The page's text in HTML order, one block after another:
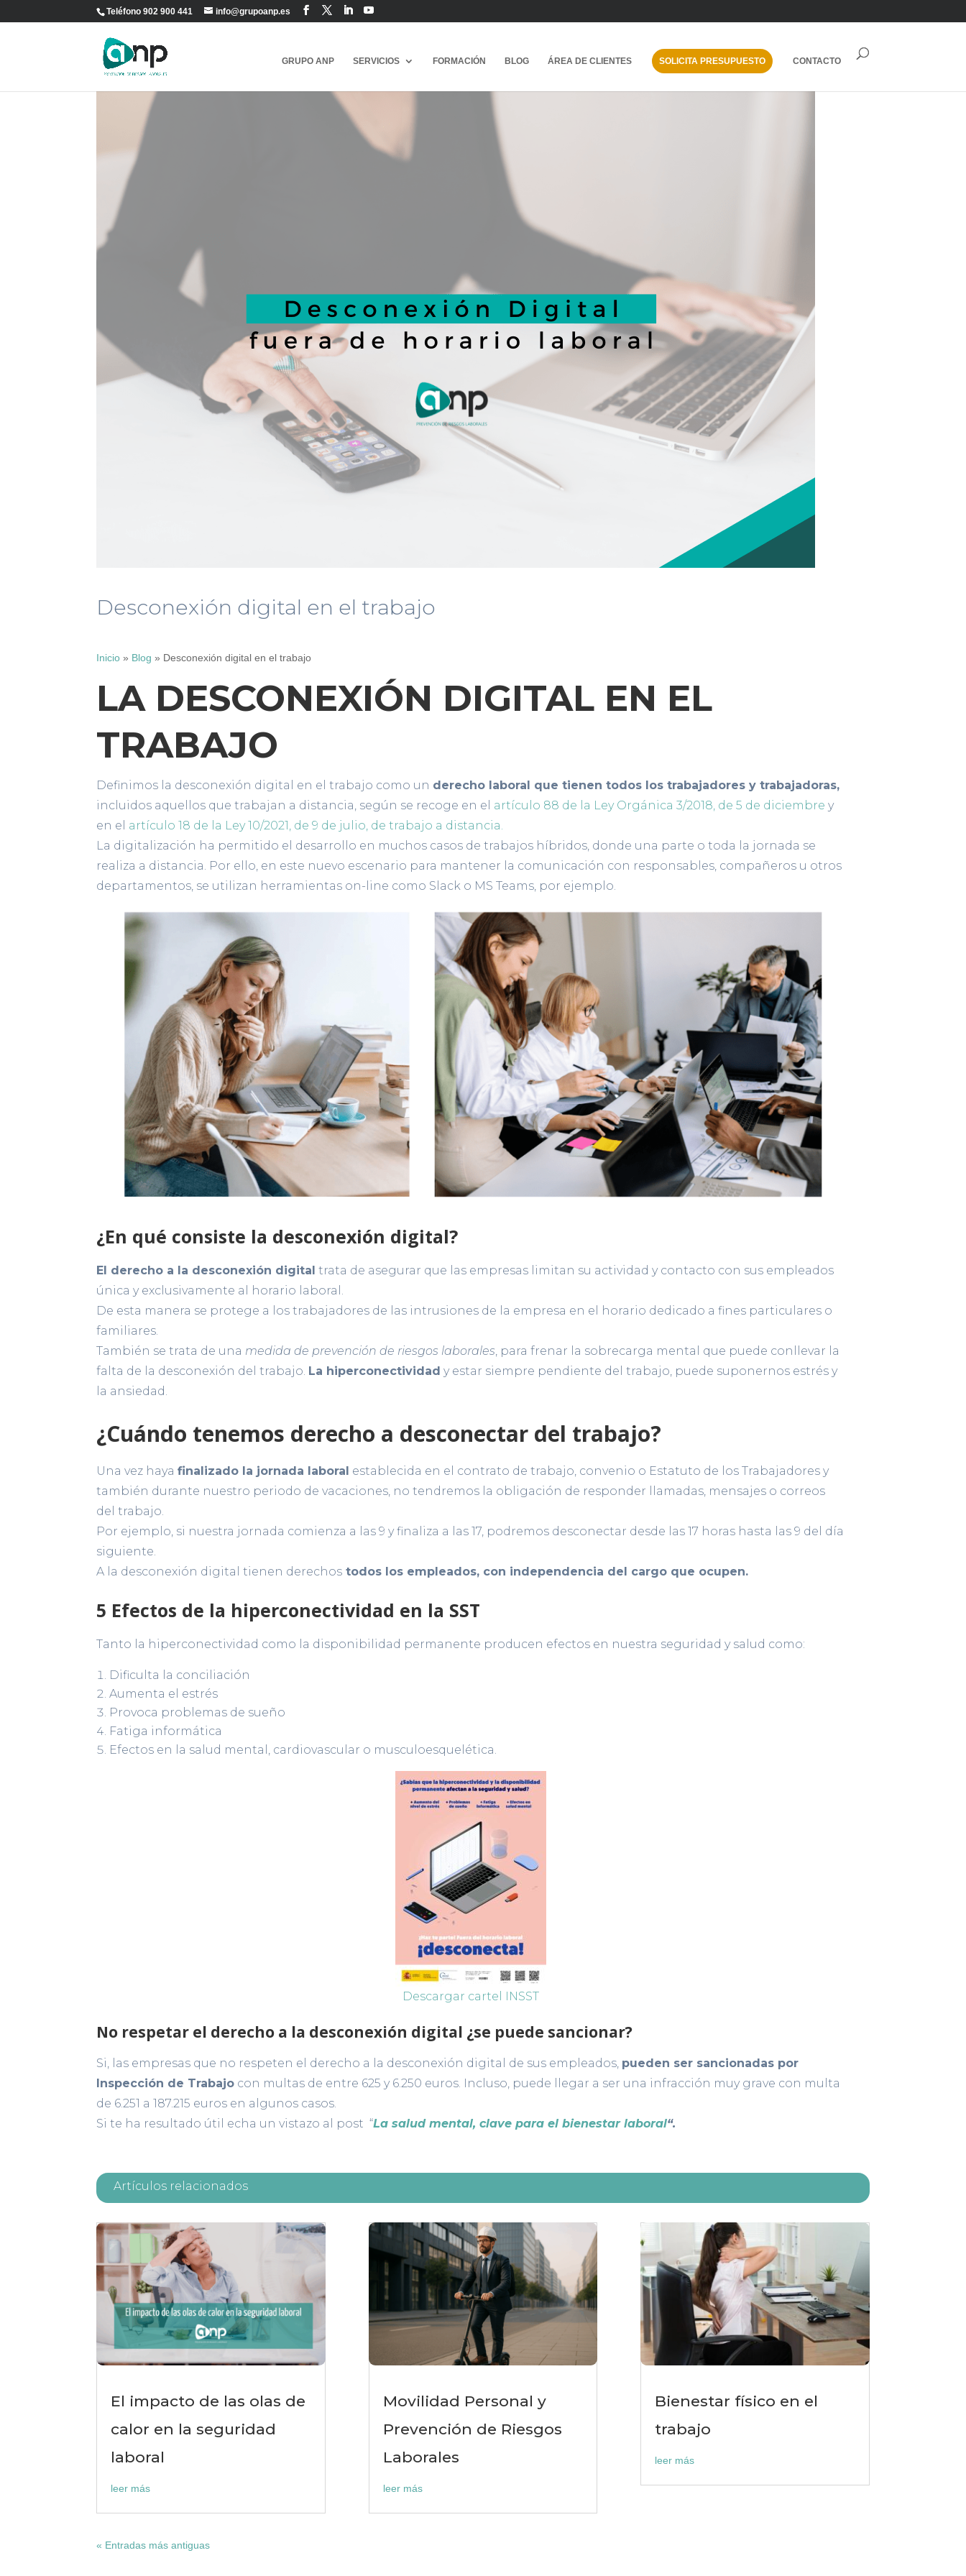
Teléfono 902 900 441 info@grupoanp.es
GRUPO ANP SERVICIOS FORMACIÓN BLOG ÁREA DE CLIENTES SOLICITA PRESUPUESTO CONTACTO
Desconexión digital en el trabajo
Inicio » Blog » Desconexión digital en el trabajo
LA DESCONEXIÓN DIGITAL EN EL
TRABAJO
Definimos la desconexión digital en el trabajo como un derecho laboral que tienen todos los trabajadores y trabajadoras,
incluidos aquellos que trabajan a distancia, según se recoge en el artículo 88 de la Ley Orgánica 3/2018, de 5 de diciembre y
en el artículo 18 de la Ley 10/2021, de 9 de julio, de trabajo a distancia.
La digitalización ha permitido el desarrollo en muchos casos de trabajos híbridos, donde una parte o toda la jornada se
realiza a distancia. Por ello, en este nuevo escenario para mantener la comunicación con responsables, compañeros u otros
departamentos, se utilizan herramientas on-line como Slack o MS Teams, por ejemplo.
¿En qué consiste la desconexión digital?
El derecho a la desconexión digital trata de asegurar que las empresas limitan su actividad y contacto con sus empleados
única y exclusivamente al horario laboral.
De esta manera se protege a los trabajadores de las intrusiones de la empresa en el horario dedicado a fines particulares o
familiares.
También se trata de una medida de prevención de riesgos laborales, para frenar la sobrecarga mental que puede conllevar la
falta de la desconexión del trabajo. La hiperconectividad y estar siempre pendiente del trabajo, puede suponernos estrés y
la ansiedad.
¿Cuándo tenemos derecho a desconectar del trabajo?
Una vez hayafinalizado la jornada laboral establecida en el contrato de trabajo, convenio o Estatuto de los Trabajadores y
también durante nuestro periodo de vacaciones, no tendremos la obligación de responder llamadas, mensajes o correos
del trabajo.
Por ejemplo, si nuestra jornada comienza a las 9 y finaliza a las 17, podremos desconectar desde las 17 horas hasta las 9 del día
siguiente.
A la desconexión digital tienen derechos todos los empleados, con independencia del cargo que ocupen.
5 Efectos de la hiperconectividad en la SST
Tanto la hiperconectividad como la disponibilidad permanente producen efectos en nuestra seguridad y salud como:
Dificulta la conciliación
Aumenta el estrés
Provoca problemas de sueño
Fatiga informática
Efectos en la salud mental, cardiovascular o musculoesquelética.
Descargar cartel INSST
No respetar el derecho a la desconexión digital ¿se puede sancionar?
Si, las empresas que no respeten el derecho a la desconexión digital de sus empleados, pueden ser sancionadas por
Inspección de Trabajo con multas de entre 625 y 6.250 euros. Incluso, puede llegar a ser una infracción muy grave con multa
de 6.251 a 187.215 euros en algunos casos.
Si te ha resultado útil echa un vistazo al post “La salud mental, clave para el bienestar laboral“.
Artículos relacionados
El impacto de las olas de
calor en la seguridad
laboral
leer más
Movilidad Personal y
Prevención de Riesgos
Laborales
leer más
Bienestar físico en el
trabajo
leer más
« Entradas más antiguas